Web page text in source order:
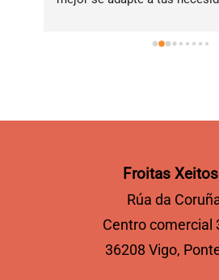
Froitas
Rúa da
Centro comercial
36208 Vigo,